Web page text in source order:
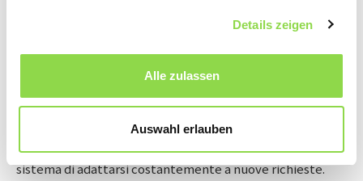
Details zeigen
Alle zulassen
Auswahl erlauben
nonostante la spesa iniziale più elevata.
Un sistema in continua evoluzione
Un vantaggio fondamentale della domotica intelligente
è la sua capacità di adattarsi alle mutevoli esigenze. Il
sistema funziona in background e si evolve assieme alle
necessità della famiglia. Questa flessibilità consente al
sistema di adattarsi costantemente a nuove richieste.